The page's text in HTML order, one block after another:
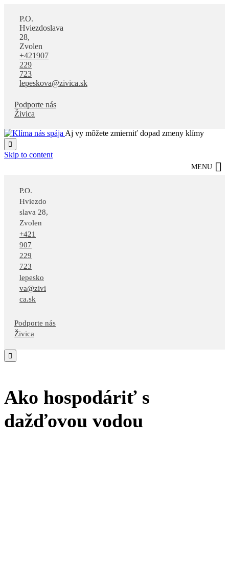
P.O.
Hviezdoslava
28,
Zvolen
+421907
229
723
lepeskova@zivica.sk
Podporte nás
Živica
Aj vy môžete zmierniť dopad zmeny klímy

Skip to content
MENU
P.O.
Hviezdo
slava 28,
Zvolen
+421
907
229
723
lepesko
va@zivi
ca.sk
Podporte nás
Živica

Ako hospodáriť s
dažďovou vodou